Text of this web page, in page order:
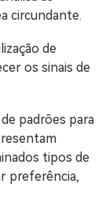
circundante.
de
os sinais de
padrões para
tipos de
preferência,